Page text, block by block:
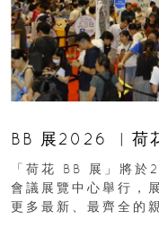
BB 展2026 ︳荷
「荷花 BB 展」將
會議展覽中心舉行，
更多最新、最齊全的